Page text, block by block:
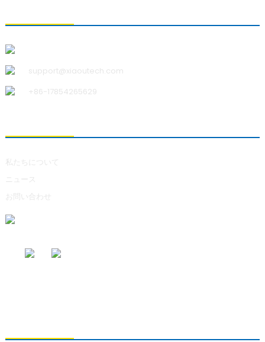
support@xiaoutech.com
+86-17854265629
私たちについて
ニュース
お問い合わせ